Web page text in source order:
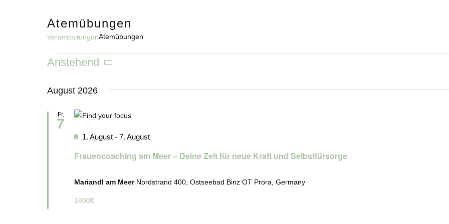
Atemübungen
VeranstaltungenAtemübungen
Veranstaltungen
Anstehend
wählen.
August 2026
Fr.
7
Frauencoaching am Meer – Deine Zeit für neue Kraft und Selbstfürsorge
Hervorgehoben
1. August -7. August
Mariandl am Meer Nordstrand 400, Ostseebad Binz OT Prora, Germany
1800€